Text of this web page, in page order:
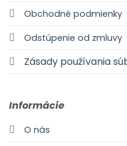
Obchodné podmienky
Odstúpenie od zmluvy
Zásady používania
Informácie
O nás